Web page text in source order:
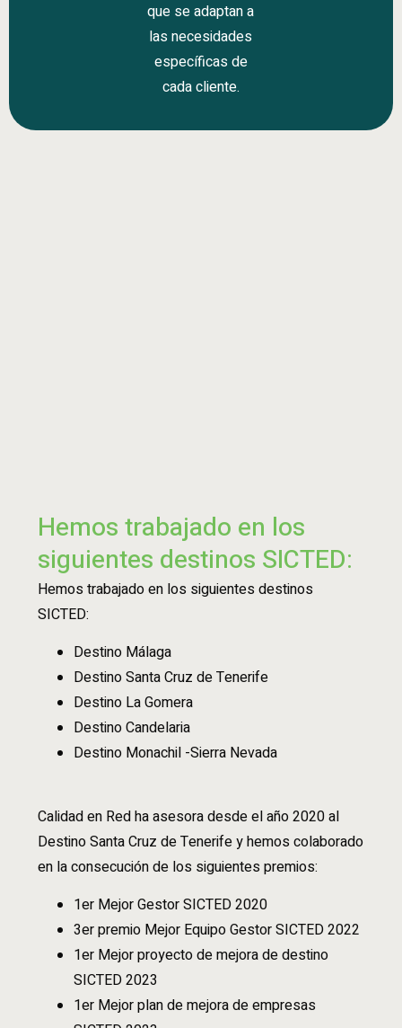
que se adaptan a
las necesidades
específicas de
cada cliente.
Hemos trabajado en los
siguientes destinos SICTED:
Hemos trabajado en los siguientes destinos
SICTED:
Destino Málaga
Destino Santa Cruz de Tenerife
Destino La Gomera
Destino Candelaria
Destino Monachil -Sierra Nevada
Calidad en Red ha asesora desde el año 2020 al
Destino Santa Cruz de Tenerife y hemos colaborado
en la consecución de los siguientes premios:
1er Mejor Gestor SICTED 2020
3er premio Mejor Equipo Gestor SICTED 2022
1er Mejor proyecto de mejora de destino
SICTED 2023
1er Mejor plan de mejora de empresas